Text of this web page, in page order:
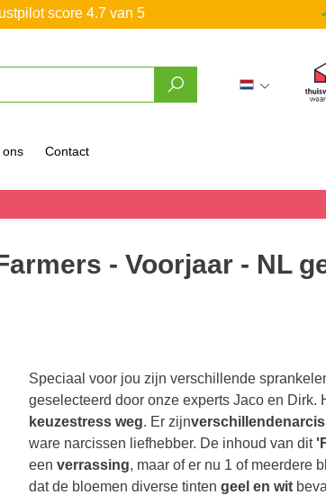
score 4.7 van 5
ons Contact
- Voorjaar - NL
Speciaal voor jou zijn verschillende
geselecteerd door onze experts Jaco en Dirk.
keuzestress weg. Er zijnverschillende
ware narcissen liefhebber. De inhoud van dit
een verrassing, maar of er nu 1 of meerdere
dat de bloemen diverse tinten geel en wit